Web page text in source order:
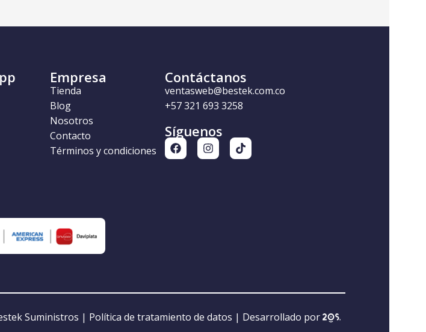
Empresa
Tienda
Blog
Nosotros
Contacto
Términos y condiciones
Contáctanos
ventasweb@bestek.com.co
+57 321 693 3258
Síguenos
Suministros | Política de tratamiento de datos | Desarrollado por